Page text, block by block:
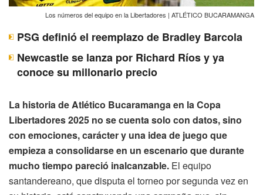
Los números del equipo en la Libertadores | ATLÉTICO BUCARAMANGA
PSG definió el reemplazo de Bradley Barcola
Newcastle se lanza por Richard Ríos y ya
conoce su millonario precio
La historia de Atlético Bucaramanga en la Copa
Libertadores 2025 no se cuenta solo con datos, sino
con emociones, carácter y una idea de juego que
empieza a consolidarse en un escenario que durante
mucho tiempo pareció inalcanzable. El equipo
santandereano, que disputa el torneo por segunda vez en